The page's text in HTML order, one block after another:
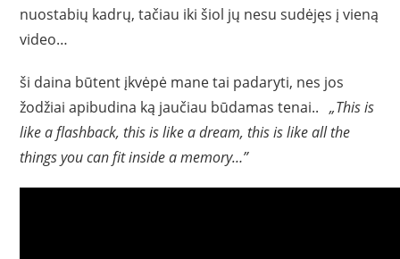
nuostabių kadrų, tačiau iki šiol jų nesu sudėjęs į vieną
video…
ši daina būtent įkvėpė mane tai padaryti, nes jos
žodžiai apibudina ką jaučiau būdamas tenai..„This is
like a flashback, this is like a dream, this is like all the
things you can fit inside a memory…”